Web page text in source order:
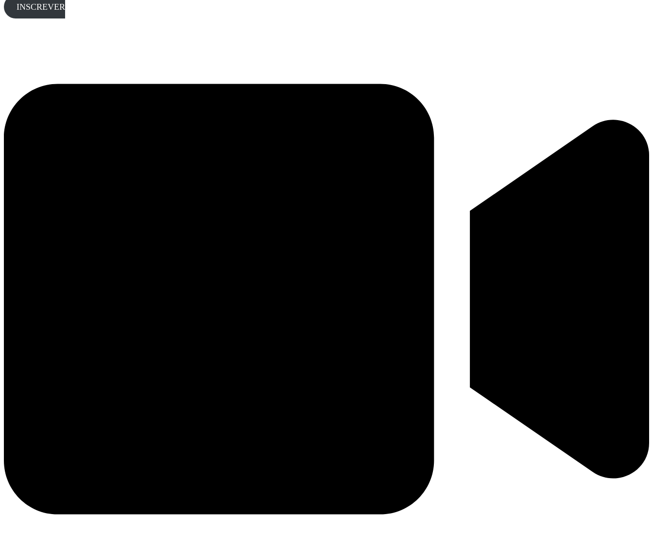
INSCREVER